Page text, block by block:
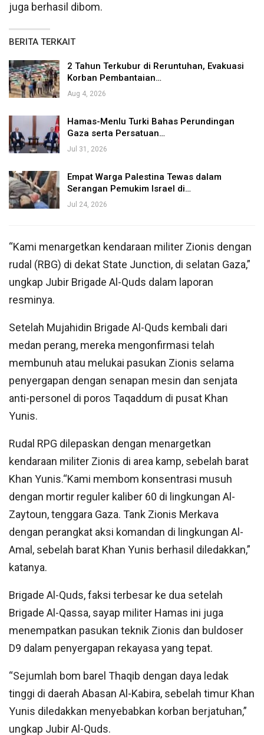
juga berhasil dibom.
BERITA TERKAIT
2 Tahun Terkubur di Reruntuhan, Evakuasi
Korban Pembantaian…
Aug 4, 2026
Hamas-Menlu Turki Bahas Perundingan
Gaza serta Persatuan…
Jul 31, 2026
Empat Warga Palestina Tewas dalam
Serangan Pemukim Israel di…
Jul 24, 2026
“Kami menargetkan kendaraan militer Zionis dengan
rudal (RBG) di dekat State Junction, di selatan Gaza,”
ungkap Jubir Brigade Al-Quds dalam laporan
resminya.
Setelah Mujahidin Brigade Al-Quds kembali dari
medan perang, mereka mengonfirmasi telah
membunuh atau melukai pasukan Zionis selama
penyergapan dengan senapan mesin dan senjata
anti-personel di poros Taqaddum di pusat Khan
Yunis.
Rudal RPG dilepaskan dengan menargetkan
kendaraan militer Zionis di area kamp, ​​​​sebelah barat
Khan Yunis.“Kami membom konsentrasi musuh
dengan mortir reguler kaliber 60 di lingkungan Al-
Zaytoun, tenggara Gaza. Tank Zionis Merkava
dengan perangkat aksi komandan di lingkungan Al-
Amal, sebelah barat Khan Yunis berhasil diledakkan,”
katanya.
Brigade Al-Quds, faksi terbesar ke dua setelah
Brigade Al-Qassa, sayap militer Hamas ini juga
menempatkan pasukan teknik Zionis dan buldoser
D9 dalam penyergapan rekayasa yang tepat.
“Sejumlah bom barel Thaqib dengan daya ledak
tinggi di daerah Abasan Al-Kabira, sebelah timur Khan
Yunis diledakkan menyebabkan korban berjatuhan,”
ungkap Jubir Al-Quds.